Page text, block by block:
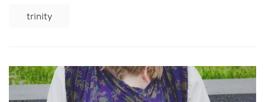
trinity